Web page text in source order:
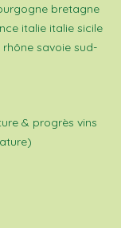
bretagne
italie italie sicile
rhône savoie sud-
& progrès vins